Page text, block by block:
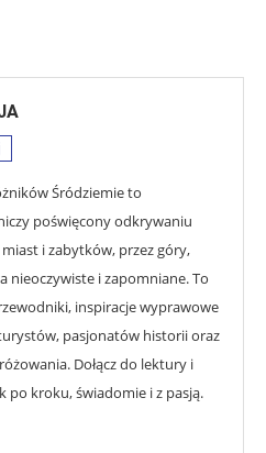
Śródziemie to
poświęcony odkrywaniu
i zabytków, przez góry,
nieoczywiste i zapomniane. To
inspiracje wyprawowe
pasjonatów historii oraz
Dołącz do lektury i
po kroku, świadomie i z pasją.